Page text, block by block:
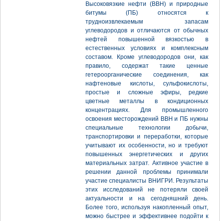
Высоковязкие нефти (ВВН) и природные
битумы (ПБ) относятся к
трудноизвлекаемым запасам
углеводородов и отличаются от обычных
нефтей повышенной вязкостью в
естественных условиях и комплексным
составом. Кроме углеводородов они, как
правило, содержат такие ценные
гетероорганические соединения, как
нафтеновые кислоты, сульфокислоты,
простые и сложные эфиры, редкие
цветные металлы в кондиционных
концентрациях. Для промышленного
освоения месторождений ВВН и ПБ нужны
специальные технологии добычи,
транспортировки и переработки, которые
учитывают их особенности, но и требуют
повышенных энергетических и других
материальных затрат. Активное участие в
решении данной проблемы принимали
участие специалисты ВНИГРИ. Результаты
этих исследований не потеряли своей
актуальности и на сегодняшний день.
Более того, используя накопленный опыт,
можно быстрее и эффективнее подойти к